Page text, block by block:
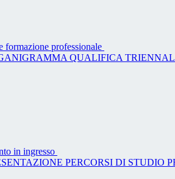
formazione professionale
QUALIFICA
in ingresso
PERCORSI DI STUDIO